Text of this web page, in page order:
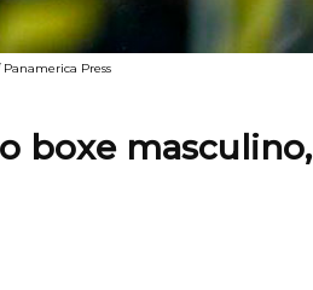
Press
boxe masculino,